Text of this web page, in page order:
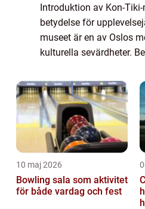
Introduktion av Kon-
betydelse för
museet är en av Oslos
kulturella sevärdheter.
till det legendariska
10 maj 2026
Bowling sala som aktivitet
för både vardag och fest